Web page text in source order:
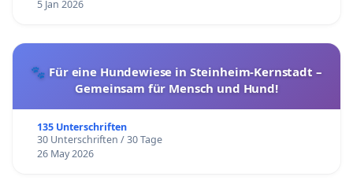
5 Jan 2026
🐾 Für eine Hundewiese in Steinheim-Kernstadt –
Gemeinsam für Mensch und Hund!
135 Unterschriften
30 Unterschriften / 30 Tage
26 May 2026